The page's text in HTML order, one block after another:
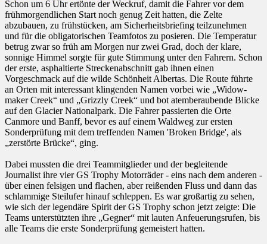
Schon um 6 Uhr ertönte der Weckruf, damit die Fahrer vor dem
frühmorgendlichen Start noch genug Zeit hatten, die Zelte
abzubauen, zu frühstücken, am Sicherheitsbriefing teilzunehmen
und für die obligatorischen Teamfotos zu posieren. Die Temperatur
betrug zwar so früh am Morgen nur zwei Grad, doch der klare,
sonnige Himmel sorgte für gute Stimmung unter den Fahrern. Schon
der erste, asphaltierte Streckenabschnitt gab ihnen einen
Vorgeschmack auf die wilde Schönheit Albertas. Die Route führte
an Orten mit interessant klingenden Namen vorbei wie „Widow-
maker Creek“ und „Grizzly Creek“ und bot atemberaubende Blicke
auf den Glacier Nationalpark. Die Fahrer passierten die Orte
Canmore und Banff, bevor es auf einem Waldweg zur ersten
Sonderprüfung mit dem treffenden Namen 'Broken Bridge', als
„zerstörte Brücke“, ging.
Dabei mussten die drei Teammitglieder und der begleitende
Journalist ihre vier GS Trophy Motorräder - eins nach dem anderen -
über einen felsigen und flachen, aber reißenden Fluss und dann das
schlammige Steilufer hinauf schleppen. Es war großartig zu sehen,
wie sich der legendäre Spirit der GS Trophy schon jetzt zeigte: Die
Teams unterstützten ihre „Gegner“ mit lauten Anfeuerungsrufen, bis
alle Teams die erste Sonderprüfung gemeistert hatten.